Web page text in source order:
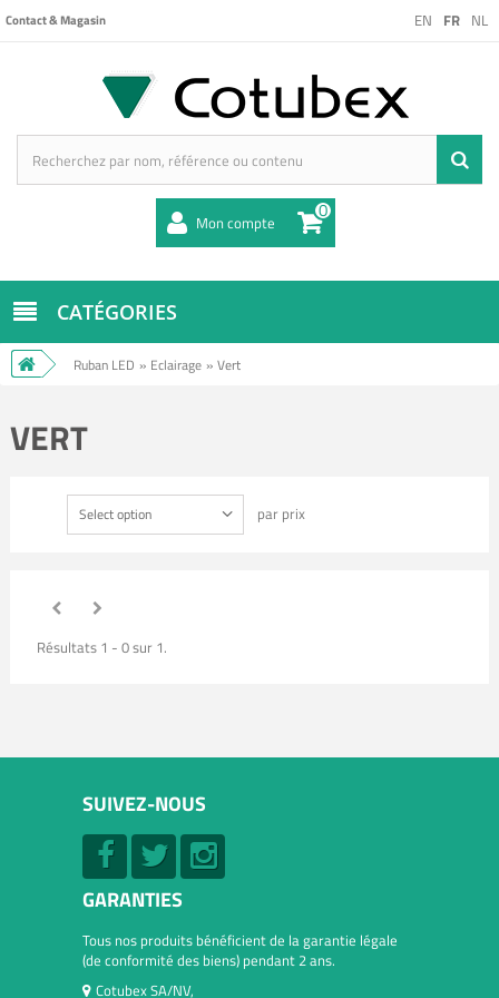
EN FR NL
Contact & Magasin
Mon compte 0
CATÉGORIES
Ruban LED » Eclairage » Vert
VERT
Select option par prix
Résultats 1 - 0 sur 1.
SUIVEZ-NOUS
GARANTIES
Tous nos produits bénéficient de la garantie légale
(de conformité des biens) pendant 2 ans.
Cotubex SA/NV,